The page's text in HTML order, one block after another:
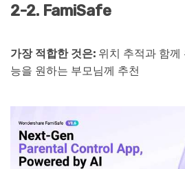
2-2. FamiSafe
가장 적합한 것은: 위치 추적과 함께
능을 원하는 부모님께 추천